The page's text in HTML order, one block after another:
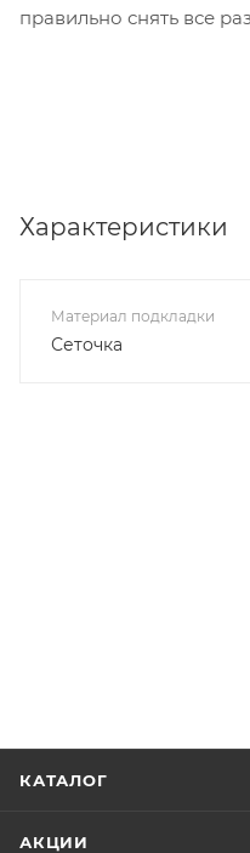
правильно снять все
Характеристики
Материал подкладки
Сеточка
КАТАЛОГ
АКЦИИ